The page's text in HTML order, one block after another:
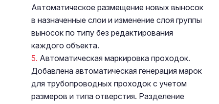
Автоматическое размещение новых выносок
в назначенные слои и изменение слоя группы
выносок по типу без редактирования
каждого объекта.
Автоматическая маркировка проходок.
Добавлена автоматическая генерация марок
для трубопроводных проходок с учетом
размеров и типа отверстия. Разделение